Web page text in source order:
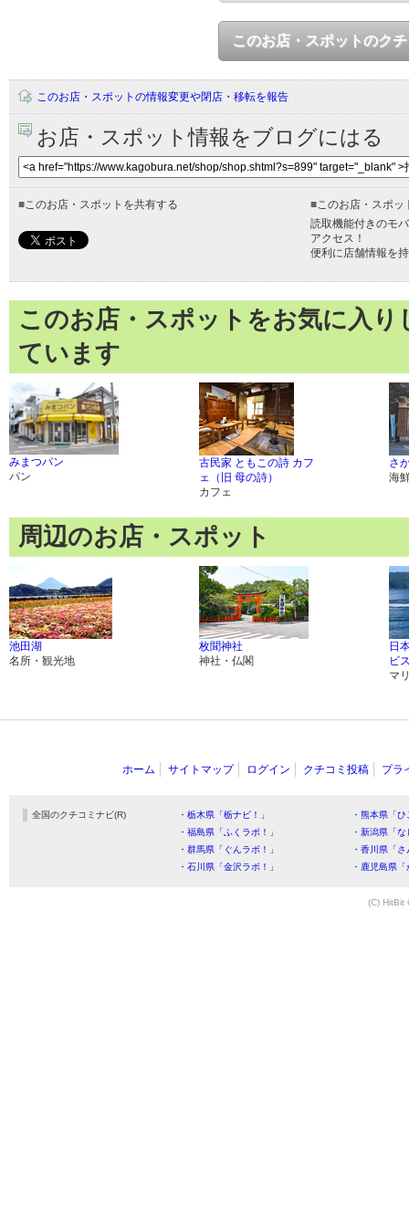
このお店・スポットのク
このお店・スポットの情報変更や閉店・移転を報告
お店・スポット情報をブログにはる
■このお店・スポットを共有する ■このお店・スポッ
読取機能付きのモ
アクセス！
便利に店舗情報を
このお店・スポットをお気に入
ています
みまつパン
パン
古民家 ともこの詩 カフ
ェ（旧 母の詩）
カフェ
さ
海
周辺のお店・スポット
池田湖
名所・観光地
枚聞神社
神社・仏閣
日
ビ
マ
ホーム サイトマップ ログイン クチコミ投稿 プラ
全国のクチコミナビ(R) ・栃木県「栃ナビ！」
・熊本県「
・福島県「ふくラボ！」
・新潟県「
・群馬県「ぐんラボ！」
・香川県「
・石川県「金沢ラボ！」
・鹿児島県
(C) HitBit